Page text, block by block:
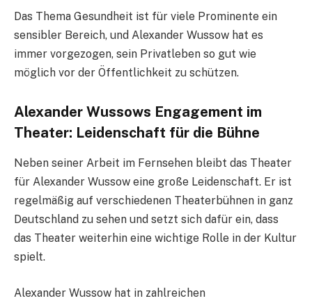
Das Thema Gesundheit ist für viele Prominente ein
sensibler Bereich, und Alexander Wussow hat es
immer vorgezogen, sein Privatleben so gut wie
möglich vor der Öffentlichkeit zu schützen.
Alexander Wussows Engagement im
Theater: Leidenschaft für die Bühne
Neben seiner Arbeit im Fernsehen bleibt das Theater
für Alexander Wussow eine große Leidenschaft. Er ist
regelmäßig auf verschiedenen Theaterbühnen in ganz
Deutschland zu sehen und setzt sich dafür ein, dass
das Theater weiterhin eine wichtige Rolle in der Kultur
spielt.
Alexander Wussow hat in zahlreichen